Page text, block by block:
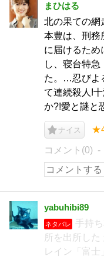
まひはる
北の果ての網
本豊は、刑務
に届けるため
し、寝台特
た。…忍びよ
て連続殺人!
か?!愛と謎と
ナイス
コメント(0)
yabuhibi89
ネタバレ
手持
所を出所した
レイン「富士